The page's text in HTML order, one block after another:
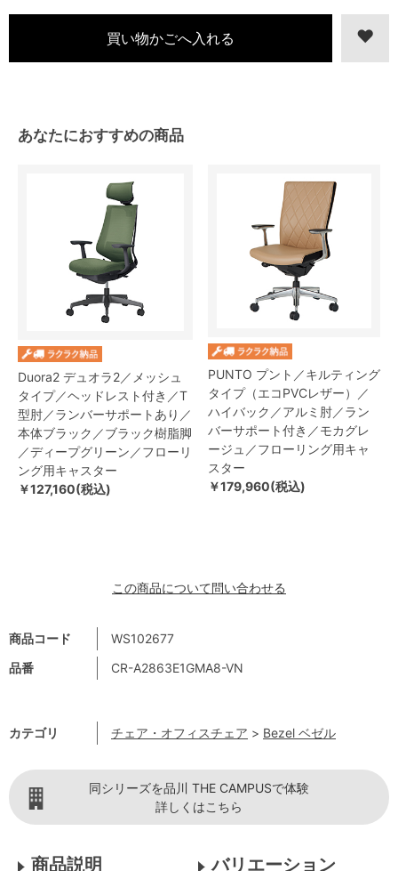
商品コード
WS102677
品番
CR-A2863E1GMA8-VN
カテゴリ チェア・オフィスチェア > Bezel ベゼル
あなたにおすすめの商品
Duora2 デュオラ2／メッシュ
タイプ／ヘッドレスト付き／T
型肘／ランバーサポートあり／
本体ブラック／ブラック樹脂脚
／ディープグリーン／フローリ
ング用キャスター
￥127,160(税込)
PUNTO プント／キルティング
タイプ（エコPVCレザー）／
ハイバック／アルミ肘／ラン
バーサポート付き／モカグレ
ージュ／フローリング用キャ
スター
￥179,960(税込)
この商品について問い合わせる
同シリーズを品川 THE CAMPUSで体験
詳しくはこちら
商品説明 バリエーション